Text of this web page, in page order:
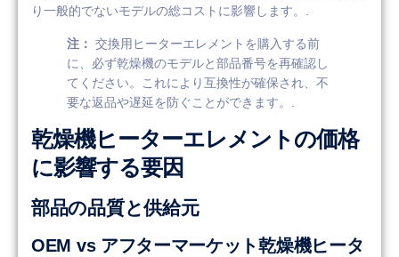
り一般的でないモデルの総コストに影響します。.
注： 交換用ヒーターエレメントを購入する前
に、必ず乾燥機のモデルと部品番号を再確認し
てください。これにより互換性が確保され、不
要な返品や遅延を防ぐことができます。.
乾燥機ヒーターエレメントの価格
に影響する要因
部品の品質と供給元
OEM vs アフターマーケット乾燥機ヒータ